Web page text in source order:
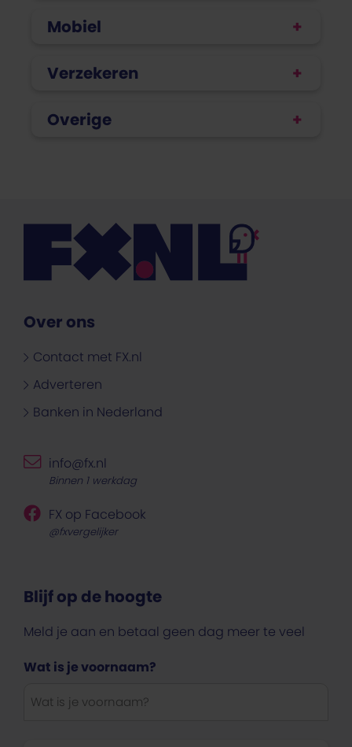
Mobiel
Verzekeren
Overige
Over ons
Contact met FX.nl
Adverteren
Banken in Nederland
Blijf op de hoogte
Meld je aan en betaal geen dag meer te veel
Wat is je voornaam?
info@fx.nl
Binnen 1 werkdag
FX op Facebook
@fxvergelijker